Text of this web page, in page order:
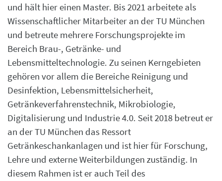
und hält hier einen Master. Bis 2021 arbeitete als
Wissenschaftlicher Mitarbeiter an der TU München
und betreute mehrere Forschungsprojekte im
Bereich Brau-, Getränke- und
Lebensmitteltechnologie. Zu seinen Kerngebieten
gehören vor allem die Bereiche Reinigung und
Desinfektion, Lebensmittelsicherheit,
Getränkeverfahrenstechnik, Mikrobiologie,
Digitalisierung und Industrie 4.0. Seit 2018 betreut er
an der TU München das Ressort
Getränkeschankanlagen und ist hier für Forschung,
Lehre und externe Weiterbildungen zuständig. In
diesem Rahmen ist er auch Teil des